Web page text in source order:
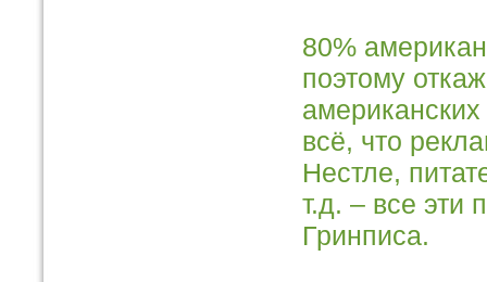
80%
поэтому
всё, что
Нестле,
т.д. – все эти
Гринписа.